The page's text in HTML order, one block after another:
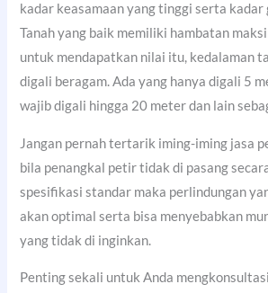
kadar keasamaan yang tinggi serta kadar
Tanah yang baik memiliki hambatan
untuk mendapatkan nilai itu, kedalaman
digali beragam. Ada yang hanya digali 5
wajib digali hingga 20 meter dan lain
Jangan pernah tertarik iming-iming jasa
bila penangkal petir tidak di pasang
spesifikasi standar maka perlindungan
akan optimal serta bisa menyebabkan
yang tidak di inginkan.
Penting sekali untuk Anda